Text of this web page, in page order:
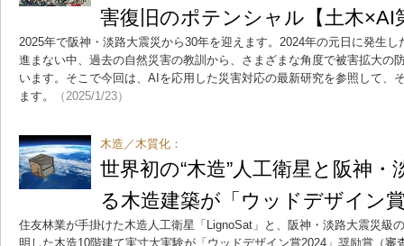
害復旧のポテンシャル【土木×AI
2025年で阪神・淡路大震災から30年を迎えます。2024年の元日に発生
進まない中、過去の自然災害の教訓から、さまざまな角度で被害拡大の
います。そこで今回は、AIを応用した災害対応の最新研究を参照して、
ます。
（2025/1/23）
木造／木質化：
世界初の“木造”人工衛星と阪神
る木造建築が「ウッドデザイン
住友林業が手掛けた木造人工衛星「LignoSat」と、阪神・淡路大震災級
明した木造10階建て実寸大実験が「ウッドデザイン賞2024」奨励賞（審